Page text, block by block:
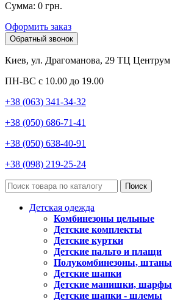
Сумма: 0 грн.
Оформить заказ
Обратный звонок
Киев, ул. Драгоманова, 29 ТЦ Центрум
ПН-ВС с 10.00 до 19.00
+38 (063) 341-34-32
+38 (050) 686-71-41
+38 (050) 638-40-91
+38 (098) 219-25-24
Поиск
Детская одежда
Комбинезоны цельные
Детские комплекты
Детские куртки
Детские пальто и плащи
Полукомбинезоны, штаны
Детские шапки
Детские манишки, шарфы
Детские шапки - шлемы